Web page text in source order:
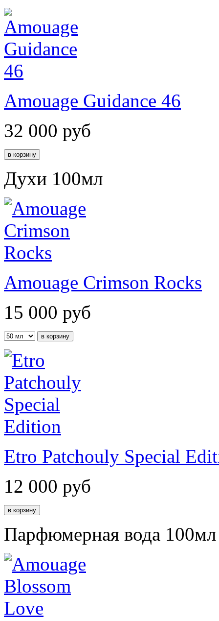
Amouage Guidance 46
32 000 руб
Духи 100мл
Amouage Crimson Rocks
15 000 руб
Etro Patchouly Special
12 000 руб
Парфюмерная вода 100мл